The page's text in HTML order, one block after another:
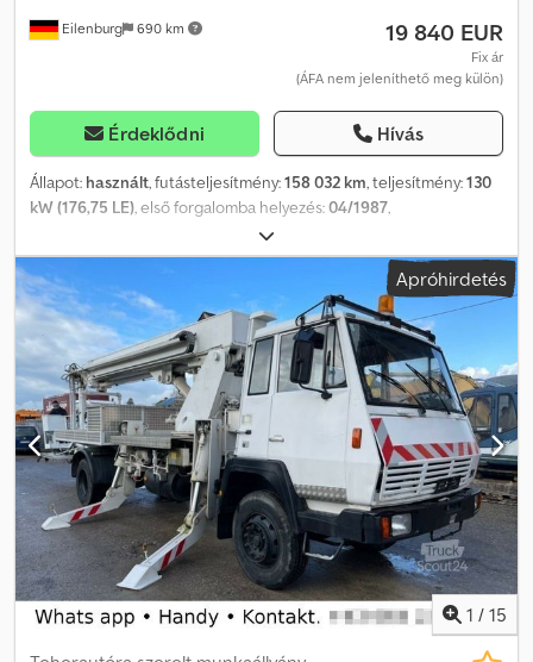
Eilenburg 690 km 19 840 EUR
Fix ár
(ÁFA nem jeleníthető meg külön)
Érdeklődni Hívás
Állapot: használt, futásteljesítmény:158 032 km, teljesítmény:130
kW (176,75 LE), első forgalomba helyezés:04/1987,
, össztömeg:
2 tengely, szín:barna, hajtástípus:mechanikai, Felszereltség:
összkerékhajtás
, A tévedés és a közbenső értékesítés jogát
fenntartjuk! Belső szám: 0633. 2MY2407 ---- FELSZERELTSÉG
Ponyvakeret Plató Összkerékhajtás ... és még sok más. Chodpfsh
Udydex Aa Dja ---- A jármű felkészületlen állapotban van! Országos
kiszállítás felár ellenében lehetséges. A tévedés és a közbenső
értékesítés jogát fenntartjuk. Szívesen beszámítjuk járművét.
Finanszírozás / lízing akár önerő nélkül is lehetséges! További
kérdése van? Örömmel adunk tanácsot!
Apróhirdetés
1 / 15